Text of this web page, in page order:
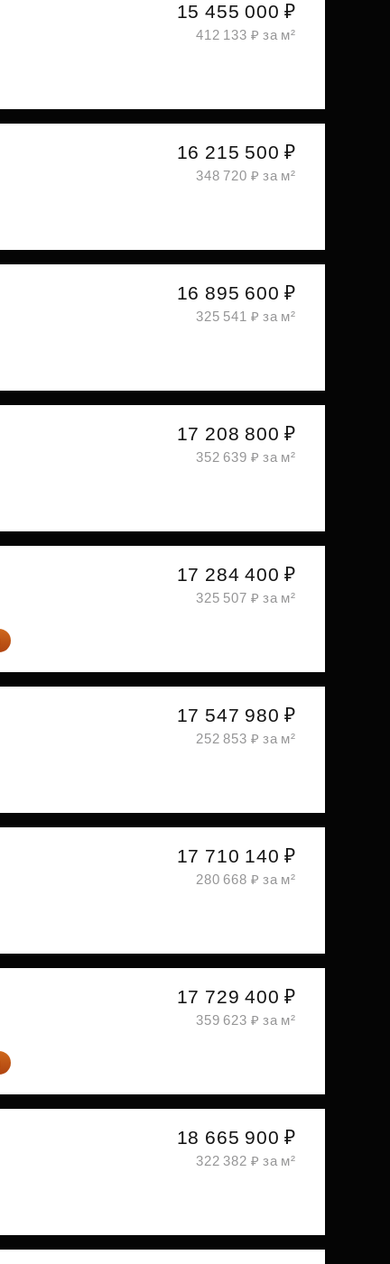
15 455 000 ₽
412 133 ₽ за м²
16 215 500 ₽
348 720 ₽ за м²
16 895 600 ₽
325 541 ₽ за м²
17 208 800 ₽
352 639 ₽ за м²
17 284 400 ₽
325 507 ₽ за м²
17 547 980 ₽
252 853 ₽ за м²
17 710 140 ₽
280 668 ₽ за м²
17 729 400 ₽
359 623 ₽ за м²
18 665 900 ₽
322 382 ₽ за м²